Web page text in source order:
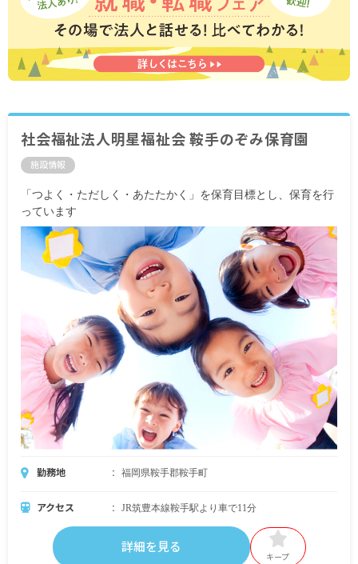
社会福祉法人明星福祉会 鞍手のぞみ保育園
施設情報
「つよく・ただしく・あたたかく」を保育目標とし、保育を行
っています
勤務地 福岡県鞍手郡鞍手町
アクセス JR筑豊本線鞍手駅より車で11分
詳細を見る
キープ